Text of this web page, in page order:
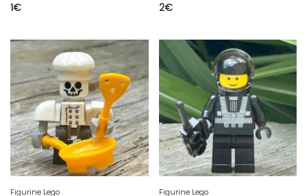
1€
2€
Figurine Lego Figurine Lego